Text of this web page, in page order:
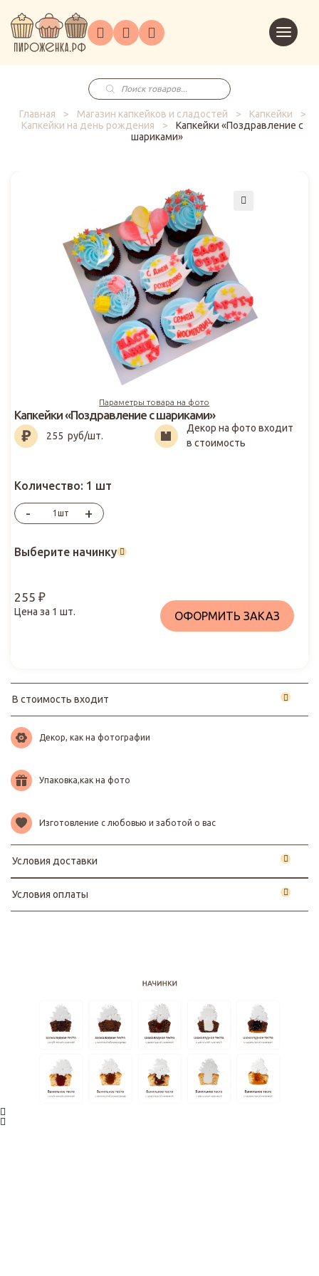
ГлавнаяКаталог
на
заказ
Праздники
Корпоративным
клиентам
в
корзину
Поиск
товаров
Главная
> Магазин капкейков и сладостей > Капкейки
>
Капкейки на день рождения
>
Капкейки «Поздравление с
шариками»
Параметры товара на фото
255₽
Капкейки «Поздравление с шариками»
255 руб/шт.
Декор на фото входит
в стоимость
Количество: 1 шт
- шт +
Выберите начинку
255 ₽
Цена за 1 шт. ОФОРМИТЬ ЗАКАЗ
В стоимость входит
Декор, как на фотографии
Упаковка,как на фото
Изготовление с любовью и заботой о вас
Условия доставки
Условия оплаты